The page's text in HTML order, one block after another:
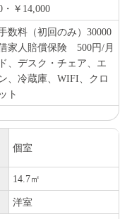
・￥14,000
数料（初回のみ）30000
家人賠償保険 500円/月
、デスク・チェア、エ
、冷蔵庫、WIFI、クロ
ト
個室
14.7㎡
洋室